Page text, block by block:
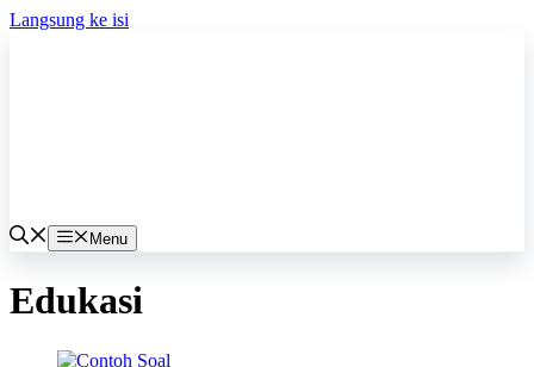
Langsung ke isi
Menu
Edukasi